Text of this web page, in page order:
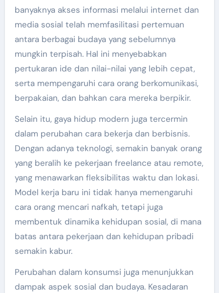
banyaknya akses informasi melalui internet dan
media sosial telah memfasilitasi pertemuan
antara berbagai budaya yang sebelumnya
mungkin terpisah. Hal ini menyebabkan
pertukaran ide dan nilai-nilai yang lebih cepat,
serta mempengaruhi cara orang berkomunikasi,
berpakaian, dan bahkan cara mereka berpikir.
Selain itu, gaya hidup modern juga tercermin
dalam perubahan cara bekerja dan berbisnis.
Dengan adanya teknologi, semakin banyak orang
yang beralih ke pekerjaan freelance atau remote,
yang menawarkan fleksibilitas waktu dan lokasi.
Model kerja baru ini tidak hanya memengaruhi
cara orang mencari nafkah, tetapi juga
membentuk dinamika kehidupan sosial, di mana
batas antara pekerjaan dan kehidupan pribadi
semakin kabur.
Perubahan dalam konsumsi juga menunjukkan
dampak aspek sosial dan budaya. Kesadaran